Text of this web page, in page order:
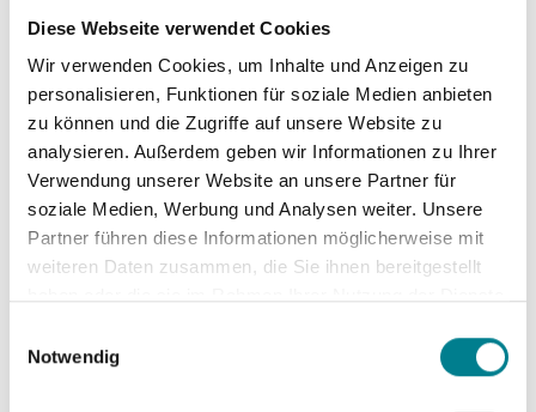
Diese Webseite verwendet Cookies
Wir verwenden Cookies, um Inhalte und Anzeigen zu
personalisieren, Funktionen für soziale Medien anbieten
zu können und die Zugriffe auf unsere Website zu
analysieren. Außerdem geben wir Informationen zu Ihrer
Verwendung unserer Website an unsere Partner für
soziale Medien, Werbung und Analysen weiter. Unsere
Partner führen diese Informationen möglicherweise mit
weiteren Daten zusammen, die Sie ihnen bereitgestellt
Cookies, wenn Sie unsere Webseite weiterhin nutzen.
Notwendig
ist. In diesen Fällen wird das geschädigte Gewebe
entfernt. Zudem kann ein bestehender
Knorpelschaden entsprechend des Ausmaßes
therapiert werden. Abschließend wird heutzutage
in den meisten Fällen die Hüftgelenkkapsel
genäht.
Wann ist eine Hüftarthroskopie bei
Hüftimpingement nicht zu